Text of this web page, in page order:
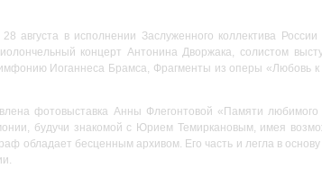
августа в исполнении Заслуженного коллектива
концерт Антонина Дворжака, солистом
Иоганнеса Брамса, Фрагменты из оперы «Любовь
фотовыставка Анны Флегонтовой «Памяти
будучи знакомой с Юрием Темиркановым, имея
обладает бесценным архивом. Его часть и легла в